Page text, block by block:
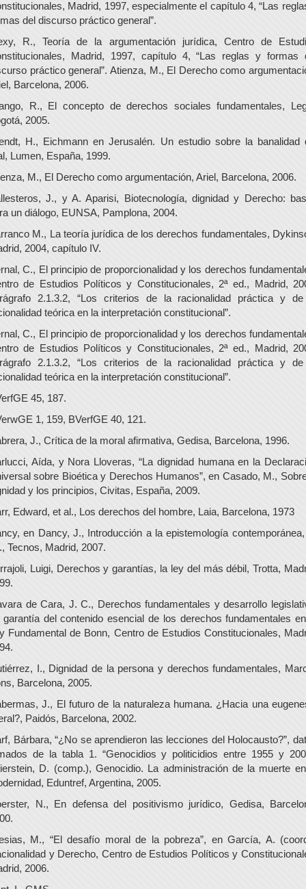
Madrid, 1997, especialmente el capítulo 4, “Las
del discurso práctico general”.
R., Teoría de la argumentación jurídica, Centro de
Madrid, 1997, capítulo 4, “Las reglas y formas
práctico general”. Atienza, M., El Derecho como
Barcelona, 2006.
R., El concepto de derechos sociales fundamentales,
2005.
H., Eichmann en Jerusalén. Un estudio sobre la banalidad
Lumen, España, 1999.
M., El Derecho como argumentación, Ariel, Barcelona, 2006.
J., y A. Aparisi, Biotecnología, dignidad y Derecho:
un diálogo, EUNSA, Pamplona, 2004.
M., La teoría jurídica de los derechos fundamentales,
2004, capítulo IV.
C., El principio de proporcionalidad y los derechos
de Estudios Políticos y Constitucionales, 2ª ed., Madrid,
2.1.3.2, “Los criterios de la racionalidad práctica y
teórica en la interpretación constitucional”.
C., El principio de proporcionalidad y los derechos
de Estudios Políticos y Constitucionales, 2ª ed., Madrid,
2.1.3.2, “Los criterios de la racionalidad práctica y
teórica en la interpretación constitucional”.
45, 187.
1, 159, BVerfGE 40, 121.
J., Crítica de la moral afirmativa, Gedisa, Barcelona, 1996.
Aída, y Nora Lloveras, “La dignidad humana en la
sobre Bioética y Derechos Humanos”, en Casado, M.,
y los principios, Civitas, España, 2009.
Edward, et al., Los derechos del hombre, Laia, Barcelona, 1973
en Dancy, J., Introducción a la epistemología contemporánea,
Tecnos, Madrid, 2007.
Luigi, Derechos y garantías, la ley del más débil, Trotta,
de Cara, J. C., Derechos fundamentales y desarrollo
garantía del contenido esencial de los derechos fundamentales
Fundamental de Bonn, Centro de Estudios Constitucionales,
I., Dignidad de la persona y derechos fundamentales,
Barcelona, 2005.
J., El futuro de la naturaleza humana. ¿Hacia una
Paidós, Barcelona, 2002.
Bárbara, “¿No se aprendieron las lecciones del Holocausto?”,
de la tabla 1. “Genocidios y politicidios entre 1955 y
D. (comp.), Genocidio. La administración de la muerte
Eduntref, Argentina, 2005.
N., En defensa del positivismo jurídico, Gedisa,
M., “El desafío moral de la pobreza”, en García, A.
y Derecho, Centro de Estudios Políticos y
2006.